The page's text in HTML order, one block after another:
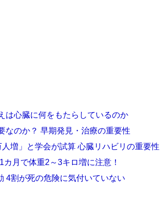
は心臓に何をもたらしているのか
なのか？ 早期発見・治療の重要性
増」と学会が試算 心臓リハビリの重要性
月で体重2～3キロ増に注意！
4割が死の危険に気付いていない